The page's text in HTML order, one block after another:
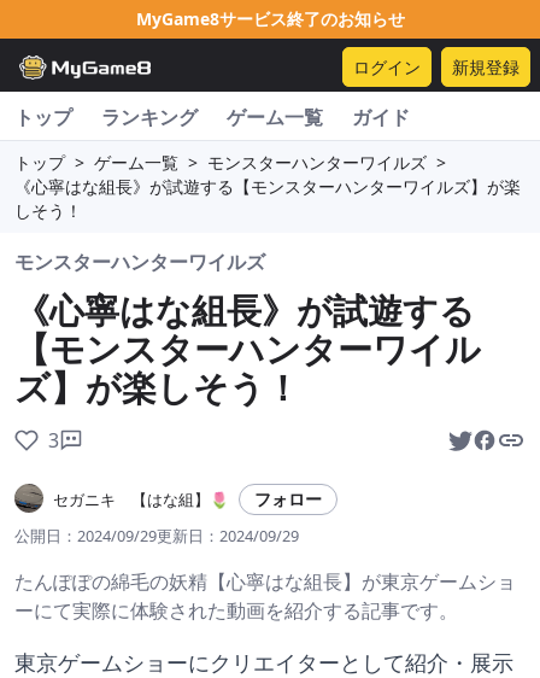
MyGame8サービス終了のお知らせ
ログイン 新規登録
トップ ランキング ゲーム一覧 ガイド
トップ > ゲーム一覧 > モンスターハンターワイルズ >
《心寧はな組長》が試遊する【モンスターハンターワイルズ】が楽
しそう！
モンスターハンターワイルズ
《心寧はな組長》が試遊する
【モンスターハンターワイル
ズ】が楽しそう！
3
セガニキ 【はな組】🌷 フォロー
公開日： 2024/09/29更新日： 2024/09/29
たんぽぽの綿毛の妖精【心寧はな組長】が東京ゲームショ
ーにて実際に体験された動画を紹介する記事です。
東京ゲームショーにクリエイターとして紹介・展示